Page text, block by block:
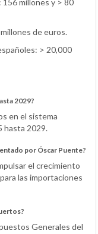
de euros.
> 20,000
2029?
en el sistema
hasta 2029.
por Óscar Puente?
el crecimiento
las importaciones
Generales del